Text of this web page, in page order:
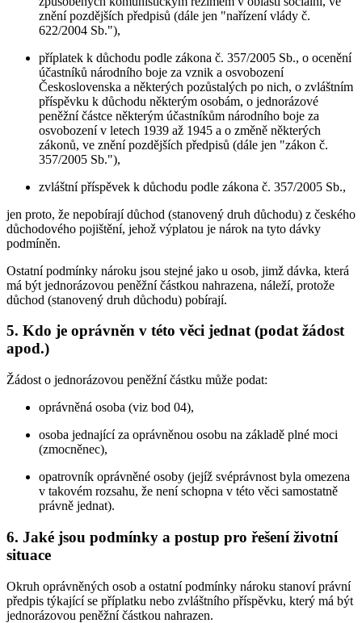
znění pozdějších předpisů (dále jen "nařízení vlády č.
622/2004 Sb."),
příplatek k důchodu podle zákona č. 357/2005 Sb., o ocenění
účastníků národního boje za vznik a osvobození
Československa a některých pozůstalých po nich, o zvláštním
příspěvku k důchodu některým osobám, o jednorázové
peněžní částce některým účastníkům národního boje za
osvobození v letech 1939 až 1945 a o změně některých
zákonů, ve znění pozdějších předpisů (dále jen "zákon č.
357/2005 Sb."),
zvláštní příspěvek k důchodu podle zákona č. 357/2005 Sb.,
jen proto, že nepobírají důchod (stanovený druh důchodu) z českého
důchodového pojištění, jehož výplatou je nárok na tyto dávky
podmíněn.
Ostatní podmínky nároku jsou stejné jako u osob, jimž dávka, která
má být jednorázovou peněžní částkou nahrazena, náleží, protože
důchod (stanovený druh důchodu) pobírají.
5. Kdo je oprávněn v této věci jednat (podat žádost
apod.)
Žádost o jednorázovou peněžní částku může podat:
oprávněná osoba (viz bod 04),
osoba jednající za oprávněnou osobu na základě plné moci
(zmocněnec),
opatrovník oprávněné osoby (jejíž svéprávnost byla omezena
v takovém rozsahu, že není schopna v této věci samostatně
právně jednat).
6. Jaké jsou podmínky a postup pro řešení životní
situace
Okruh oprávněných osob a ostatní podmínky nároku stanoví právní
předpis týkající se příplatku nebo zvláštního příspěvku, který má být
jednorázovou peněžní částkou nahrazen.